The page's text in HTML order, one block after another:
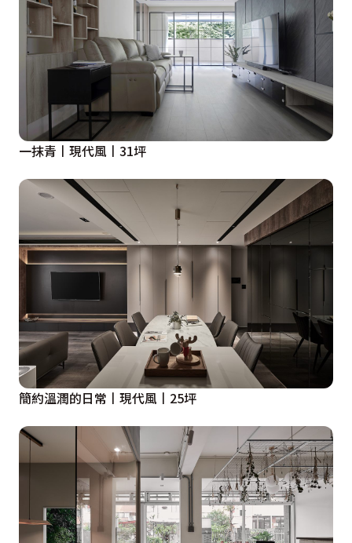
一抹青丨現代風丨31坪
簡約溫潤的日常丨現代風丨25坪